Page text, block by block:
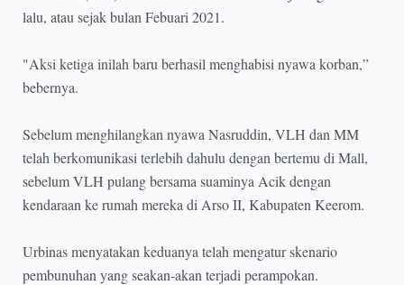
lalu, atau sejak bulan Febuari 2021.
"Aksi ketiga inilah baru berhasil menghabisi nyawa korban,”
bebernya.
Sebelum menghilangkan nyawa Nasruddin, VLH dan MM
telah berkomunikasi terlebih dahulu dengan bertemu di Mall,
sebelum VLH pulang bersama suaminya Acik dengan
kendaraan ke rumah mereka di Arso II, Kabupaten Keerom.
Urbinas menyatakan keduanya telah mengatur skenario
pembunuhan yang seakan-akan terjadi perampokan.